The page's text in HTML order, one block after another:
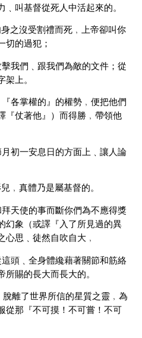
叫基督從死人中活起來的。
之沒受割禮而死﹐上帝卻叫你
切的過犯；
我們﹑跟我們為敵的文件；從
上。
各掌權的』的權勢﹐便把他們
『仗著他』）而得勝﹐帶領他
初一安息日的方面上﹑讓人論
﹐真體乃是屬基督的。
天使的事而斷你們為不應得獎
幻象（或譯『入了所見過的異
思﹑徒然自吹自大﹐
頭﹑全身體纔藉著關節和筋絡
賜的長大而長大的。
離了世界所信的星質之靈﹐為
從那『不可摸！不可嘗！不可